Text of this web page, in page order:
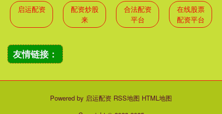
启运配资
配资炒股
来
合法配资
平台
在线股票
配资平台
友情链接：
Powered by 启运配资 RSS地图 HTML地图